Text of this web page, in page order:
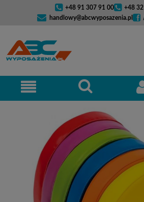
+48 91 307 91 00
+48
handlowy@abcwyposazenia.pl